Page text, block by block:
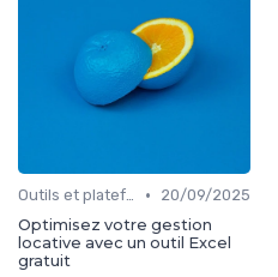
Outils et plateformes •
20/09/2025
Optimisez votre gestion
locative avec un outil Excel
gratuit